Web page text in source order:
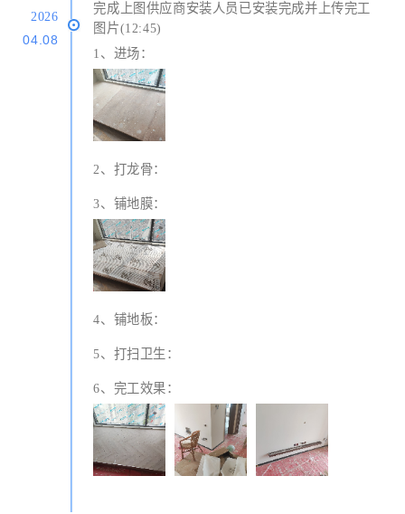
2026
04.08
完成上图供应商安装人员已安装完成并上传完工
图片(12:45)
1、进场：
2、打龙骨：
3、铺地膜：
4、铺地板：
5、打扫卫生：
6、完工效果：